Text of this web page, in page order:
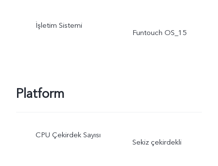
İşletim Sistemi
Funtouch OS_15
Platform
CPU Çekirdek Sayısı
Sekiz çekirdekli